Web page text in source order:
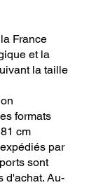
France
et la
la taille
formats
cm
par
sont
d'achat. Au-